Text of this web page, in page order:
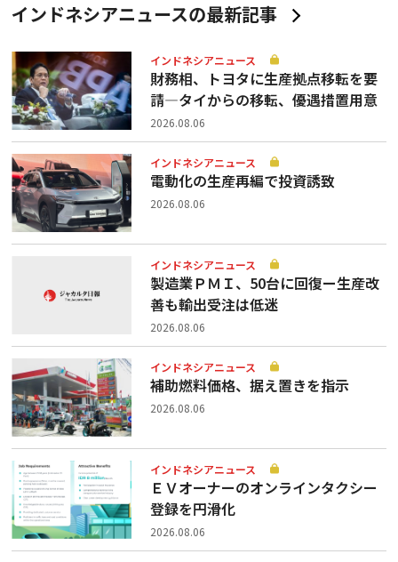
インドネシアニュースの最新記事
インドネシアニュース
財務相、トヨタに生産拠点移転を要
請—タイからの移転、優遇措置用意
2026.08.06
インドネシアニュース
電動化の生産再編で投資誘致
2026.08.06
インドネシアニュース
製造業ＰＭＩ、50台に回復ー生産改
善も輸出受注は低迷
2026.08.06
インドネシアニュース
補助燃料価格、据え置きを指示
2026.08.06
インドネシアニュース
ＥＶオーナーのオンラインタクシー
登録を円滑化
2026.08.06